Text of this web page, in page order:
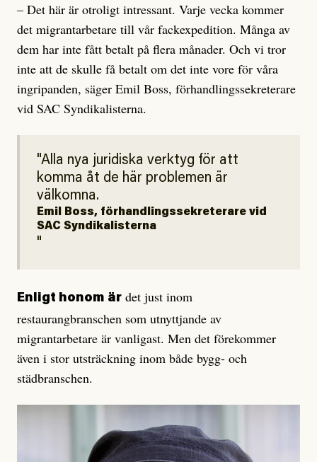
– Det här är otroligt intressant. Varje vecka kommer
det migrantarbetare till vår fackexpedition. Många av
dem har inte fått betalt på flera månader. Och vi tror
inte att de skulle få betalt om det inte vore för våra
ingripanden, säger Emil Boss, förhandlingssekreterare
vid SAC Syndikalisterna.
Alla nya juridiska verktyg för att
komma åt de här problemen är
välkomna.
Emil Boss, förhandlingssekreterare vid
SAC Syndikalisterna
Enligt honom är det just inom
restaurangbranschen som utnyttjande av
migrantarbetare är vanligast. Men det förekommer
även i stor utsträckning inom både bygg- och
städbranschen.